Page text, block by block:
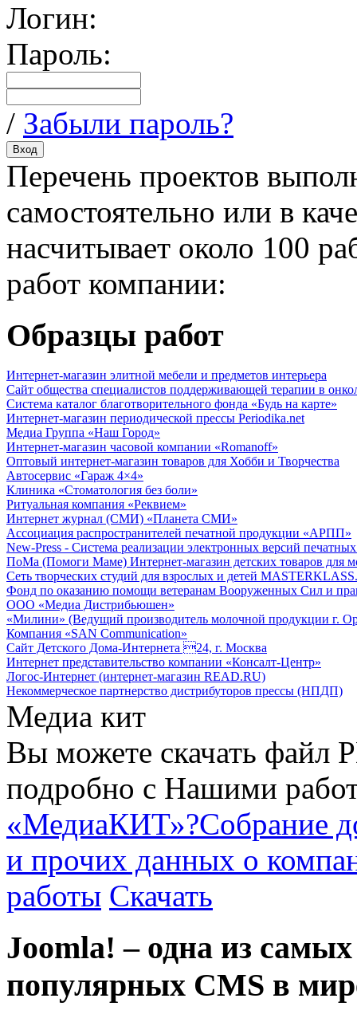
Логин:
Пароль:
/ Забыли пароль?
Перечень проектов
самостоятельно или в
насчитывает около 100
работ компании:
Образцы работ
Интернет-магазин элитной мебели и предметов интерьера
Сайт общества специалистов поддерживающей терапии в
Система каталог благотворительного фонда «Будь на карте»
Интернет-магазин периодической прессы Periodika.net
Медиа Группа «Наш Город»
Интернет-магазин часовой компании «Romanoff»
Оптовый интернет-магазин товаров для Хобби и Творчества
Автосервис «Гараж 4×4»
Клиника «Стоматология без боли»
Ритуальная компания «Реквием»
Интернет журнал (СМИ) «Планета СМИ»
Ассоциация распространителей печатной продукции «АРПП»
New-Press - Система реализации электронных версий
ПоМа (Помоги Маме) Интернет-магазин детских товаров для
Сеть творческих студий для взрослых и детей
Фонд по оказанию помощи ветеранам Вооруженных Сил и
ООО «Медиа Дистрибьюшен»
«Милини» (Ведущий производитель молочной продукции г.
Компания «SAN Communication»
Сайт Детского Дома-Интернета 24, г. Москва
Интернет представительство компании «Консалт-Центр»
Логос-Интернет (интернет-магазин READ.RU)
Некоммерческое партнерство дистрибуторов прессы (НПДП)
Медиа кит
Вы можете скачать файл
подробно с Нашими
«МедиаКИТ»?Собрание
и прочих данных о
работы Скачать
Joomla! – одна из самых
популярных CMS в